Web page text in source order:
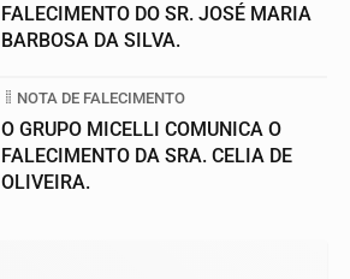
FALECIMENTO DO SR. JOSÉ MARIA
BARBOSA DA SILVA.
NOTA DE FALECIMENTO
O GRUPO MICELLI COMUNICA O
FALECIMENTO DA SRA. CELIA DE
OLIVEIRA.